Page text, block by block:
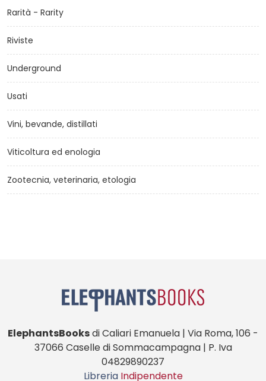
Rarità - Rarity
Riviste
Underground
Usati
Vini, bevande, distillati
Viticoltura ed enologia
Zootecnia, veterinaria, etologia
ElephantsBooksdi Caliari Emanuela | Via Roma, 106 -
37066 Caselle di Sommacampagna | P. Iva
04829890237
Libreria Indipendente